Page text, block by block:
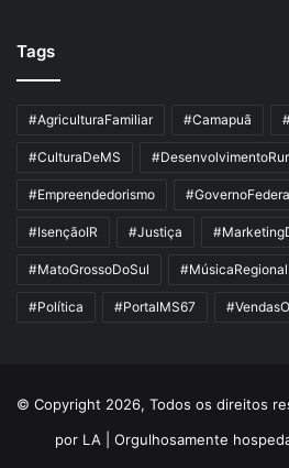
Tags
#AgriculturaFamiliar #Camapuã
#CulturaDeMS
#Empreendedorismo
#IsençãoIR #Justiça
#MatoGrossoDoSul #MúsicaRegional
#Política #PortalMS67
© Copyright 2026, Todos os direitos
por LA| Orgulhosamente